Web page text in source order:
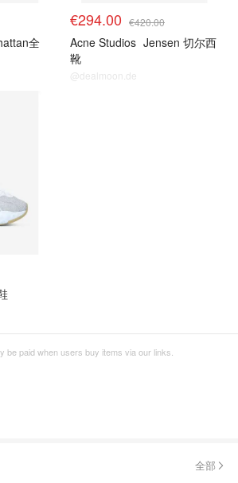
全
€294.00 €420.00
Acne Studios Jensen 切尔西
靴
@dealmoon.de
be paid when users buy items via our links.
全部